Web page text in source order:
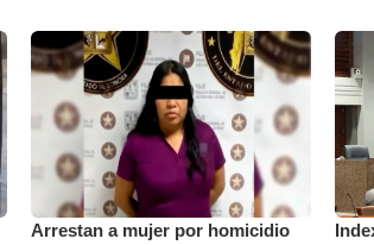
Arrestan a mujer por homicidio